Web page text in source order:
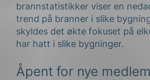
brannstatistikker viser en
trend på branner i slike
skyldes det økte fokuset på
har hatt i slike bygninger.
Åpent for nye